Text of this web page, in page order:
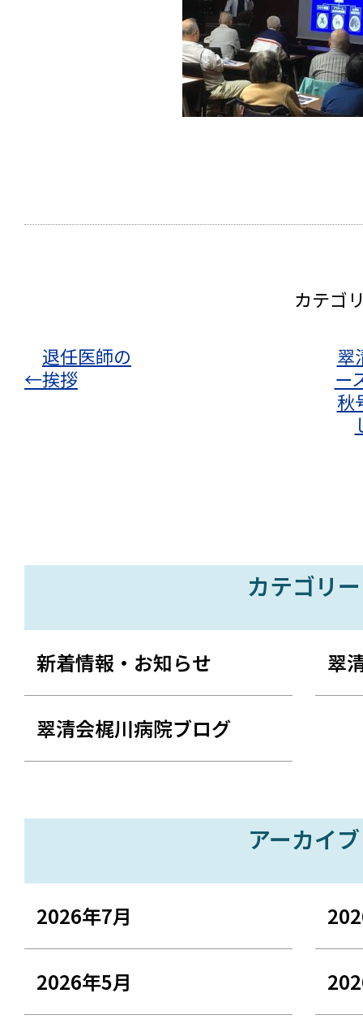
カテゴ
←
退任医師の
挨拶
翠
ー
秋
カテゴリー
新着情報・お知らせ 翠
翠清会梶川病院ブログ
アーカイブ
2026年7月
2026年5月